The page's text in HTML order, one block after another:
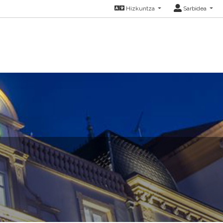
Hizkuntza Sarbidea